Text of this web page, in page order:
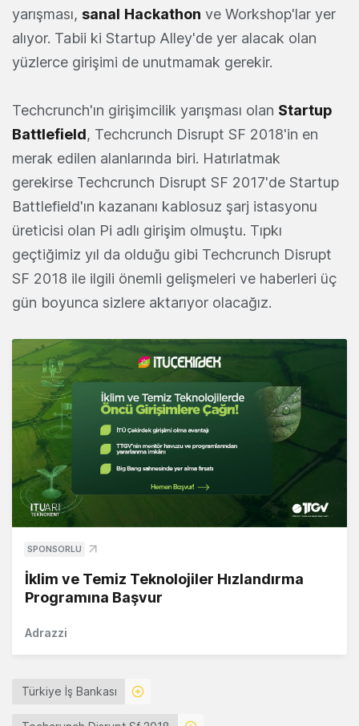
yarışması, sanal Hackathon ve Workshop'lar yer
alıyor. Tabii ki Startup Alley'de yer alacak olan
yüzlerce girişimi de unutmamak gerekir.
Techcrunch'ın girişimcilik yarışması olan Startup
Battlefield, Techcrunch Disrupt SF 2018'in en
merak edilen alanlarında biri. Hatırlatmak
gerekirse Techcrunch Disrupt SF 2017'de Startup
Battlefield'ın kazananı kablosuz şarj istasyonu
üreticisi olan Pi adlı girişim olmuştu. Tıpkı
geçtiğimiz yıl da olduğu gibi Techcrunch Disrupt
SF 2018 ile ilgili önemli gelişmeleri ve haberleri üç
gün boyunca sizlere aktarıyor olacağız.
SPONSORLU
İklim ve Temiz Teknolojiler Hızlandırma
Programına Başvur
Adrazzi
Türkiye İş Bankası